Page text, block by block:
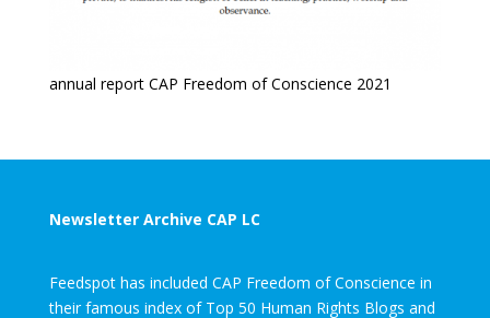
annual report CAP Freedom of Conscience 2021
Newsletter Archive CAP LC
Feedspot has included CAP Freedom of Conscience in
their famous index of Top 50 Human Rights Blogs and